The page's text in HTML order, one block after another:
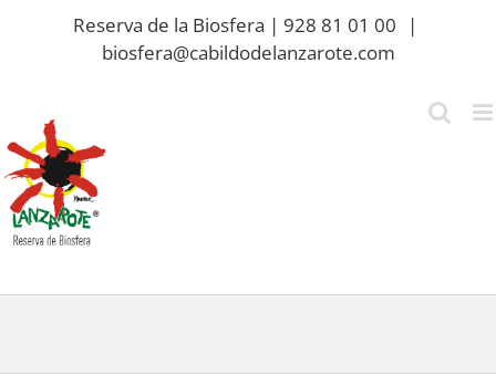
Reserva de la Biosfera | 928 81 01 00
|
biosfera@cabildodelanzarote.com